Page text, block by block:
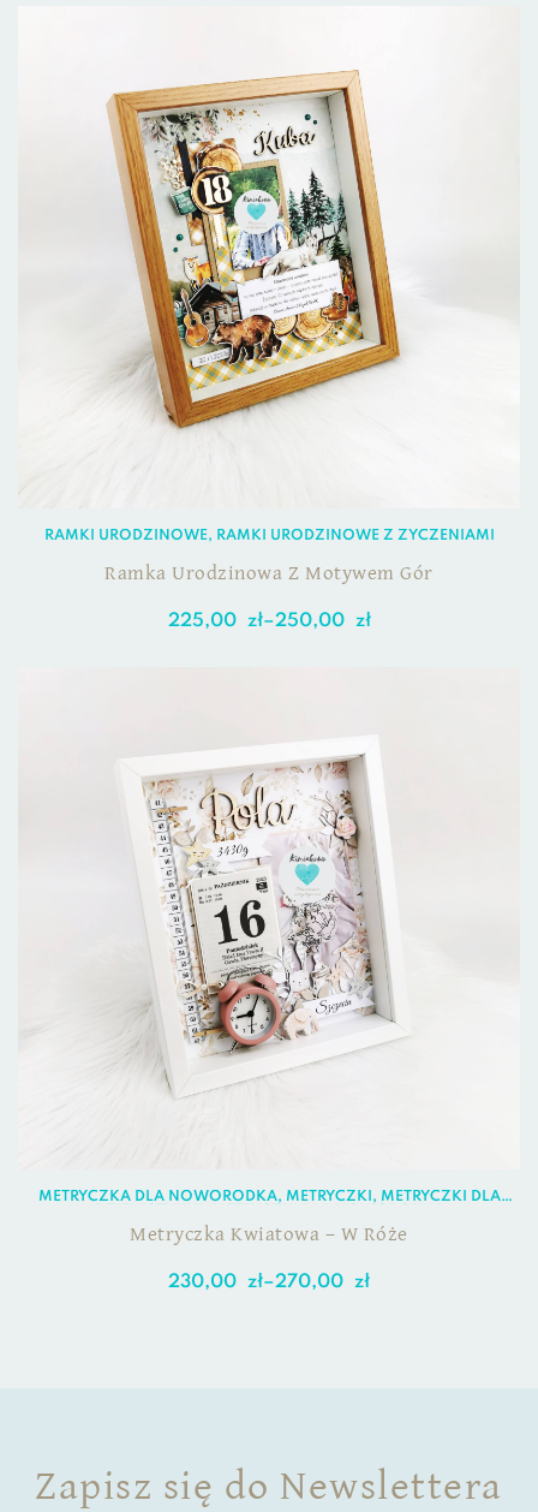
RAMKI URODZINOWE, RAMKI URODZINOWE Z ŻYCZENIAMI
Ramka Urodzinowa Z Motywem Gór
225,00 zł–250,00 zł
METRYCZKA DLA NOWORODKA, METRYCZKI , METRYCZKI DLA
Metryczka Kwiatowa – W Róże
230,00 zł–270,00 zł
Zapisz się do Newslettera